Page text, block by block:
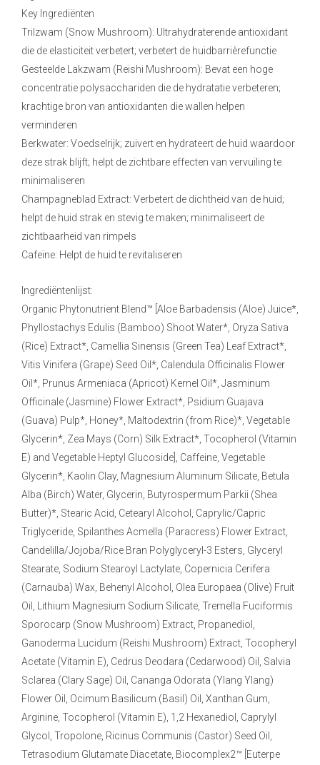
Key Ingrediënten
Trilzwam (Snow Mushroom): Ultrahydraterende antioxidant
die de elasticiteit verbetert; verbetert de huidbarrièrefunctie
Gesteelde Lakzwam (Reishi Mushroom): Bevat een hoge
concentratie polysacchariden die de hydratatie verbeteren;
krachtige bron van antioxidanten die wallen helpen
verminderen
Berkwater: Voedselrijk; zuivert en hydrateert de huid waardoor
deze strak blijft; helpt de zichtbare effecten van vervuiling te
minimaliseren
Champagneblad Extract: Verbetert de dichtheid van de huid;
helpt de huid strak en stevig te maken; minimaliseert de
zichtbaarheid van rimpels
Cafeïne: Helpt de huid te revitaliseren
Ingrediëntenlijst:
Organic Phytonutrient Blend™ [Aloe Barbadensis (Aloe) Juice*,
Phyllostachys Edulis (Bamboo) Shoot Water*, Oryza Sativa
(Rice) Extract*, Camellia Sinensis (Green Tea) Leaf Extract*,
Vitis Vinifera (Grape) Seed Oil*, Calendula Officinalis Flower
Oil*, Prunus Armeniaca (Apricot) Kernel Oil*, Jasminum
Officinale (Jasmine) Flower Extract*, Psidium Guajava
(Guava) Pulp*, Honey*, Maltodextrin (from Rice)*, Vegetable
Glycerin*, Zea Mays (Corn) Silk Extract*, Tocopherol (Vitamin
E) and Vegetable Heptyl Glucoside], Caffeine, Vegetable
Glycerin*, Kaolin Clay, Magnesium Aluminum Silicate, Betula
Alba (Birch) Water, Glycerin, Butyrospermum Parkii (Shea
Butter)*, Stearic Acid, Cetearyl Alcohol, Caprylic/Capric
Triglyceride, Spilanthes Acmella (Paracress) Flower Extract,
Candelilla/Jojoba/Rice Bran Polyglyceryl-3 Esters, Glyceryl
Stearate, Sodium Stearoyl Lactylate, Copernicia Cerifera
(Carnauba) Wax, Behenyl Alcohol, Olea Europaea (Olive) Fruit
Oil, Lithium Magnesium Sodium Silicate, Tremella Fuciformis
Sporocarp (Snow Mushroom) Extract, Propanediol,
Ganoderma Lucidum (Reishi Mushroom) Extract, Tocopheryl
Acetate (Vitamin E), Cedrus Deodara (Cedarwood) Oil, Salvia
Sclarea (Clary Sage) Oil, Cananga Odorata (Ylang Ylang)
Flower Oil, Ocimum Basilicum (Basil) Oil, Xanthan Gum,
Arginine, Tocopherol (Vitamin E), 1,2 Hexanediol, Caprylyl
Glycol, Tropolone, Ricinus Communis (Castor) Seed Oil,
Tetrasodium Glutamate Diacetate, Biocomplex2™ [Euterpe